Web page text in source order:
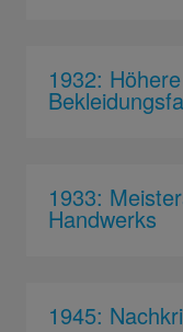
1932: Höhere
1933:
Handwerks
1945: